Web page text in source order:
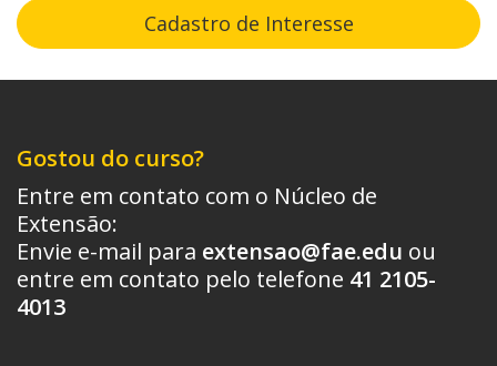
Cadastro de Interesse
Gostou do curso?
Entre em contato com o Núcleo de
Extensão:
Envie e-mail para extensao@fae.edu ou
entre em contato pelo telefone 41 2105-
4013